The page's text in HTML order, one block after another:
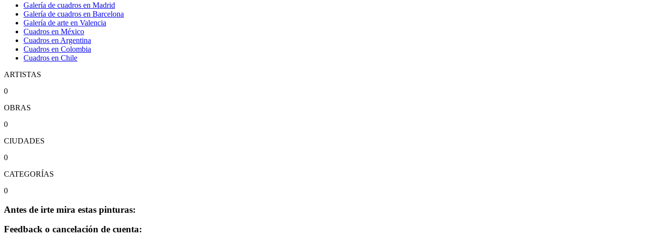
Galería de cuadros en Madrid
Galería de cuadros en Barcelona
Galería de arte en Valencia
Cuadros en México
Cuadros en Argentina
Cuadros en Colombia
Cuadros en Chile
ARTISTAS
0
OBRAS
0
CIUDADES
0
CATEGORÍAS
0
Antes de irte mira estas pinturas:
Feedback o cancelación de cuenta: